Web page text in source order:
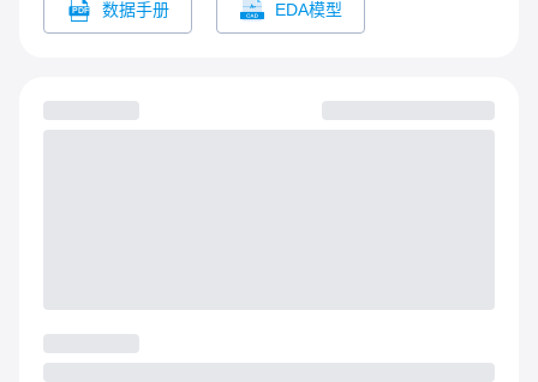
数据手册 EDA模型